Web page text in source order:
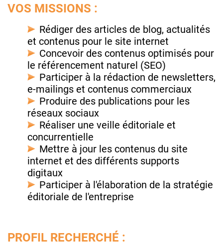
VOS MISSIONS :
Rédiger des articles de blog, actualités
et contenus pour le site internet
Concevoir des contenus optimisés pour
le référencement naturel (SEO)
Participer à la rédaction de newsletters,
e-mailings et contenus commerciaux
Produire des publications pour les
réseaux sociaux
Réaliser une veille éditoriale et
concurrentielle
Mettre à jour les contenus du site
internet et des différents supports
digitaux
Participer à l'élaboration de la stratégie
éditoriale de l'entreprise
PROFIL RECHERCHÉ :